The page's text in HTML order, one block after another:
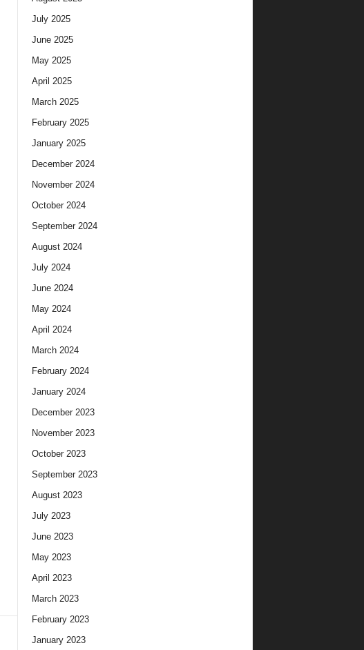
July 2025
June 2025
May 2025
April 2025
March 2025
February 2025
January 2025
December 2024
November 2024
October 2024
September 2024
August 2024
July 2024
June 2024
May 2024
April 2024
March 2024
February 2024
January 2024
December 2023
November 2023
October 2023
September 2023
August 2023
July 2023
June 2023
May 2023
April 2023
March 2023
February 2023
January 2023